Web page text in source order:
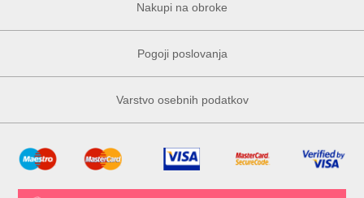
Nakupi na obroke
Pogoji poslovanja
Varstvo osebnih podatkov